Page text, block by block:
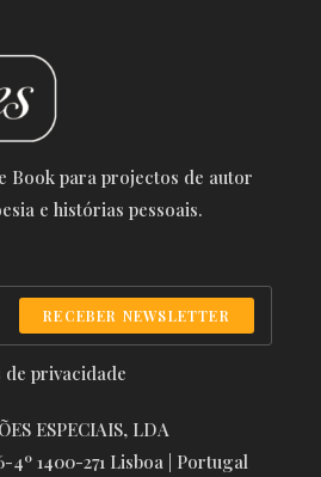
Book para projectos de autor
e histórias pessoais.
RECEBER NEWSLETTER
privacidade
ESPECIAIS, LDA
4º 1400-271 Lisboa | Portugal